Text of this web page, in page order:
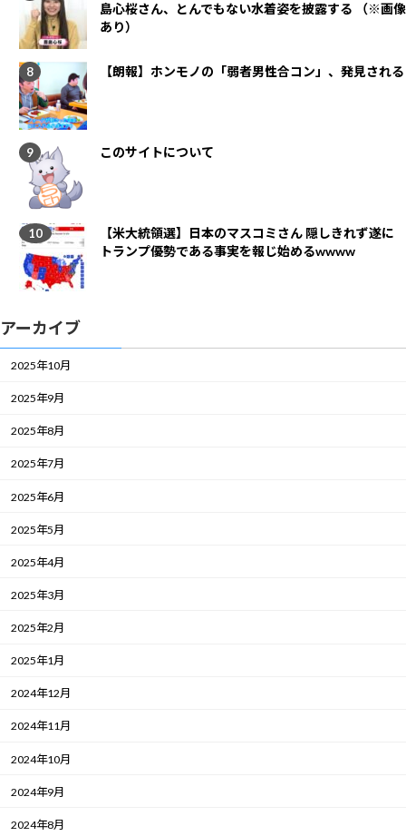
島心桜さん、とんでもない水着姿を披露する （※画像
あり）
【朗報】ホンモノの「弱者男性合コン」、発見される
このサイトについて
【米大統領選】日本のマスコミさん 隠しきれず遂に
トランプ優勢である事実を報じ始めるwwww
アーカイブ
2025年10月
2025年9月
2025年8月
2025年7月
2025年6月
2025年5月
2025年4月
2025年3月
2025年2月
2025年1月
2024年12月
2024年11月
2024年10月
2024年9月
2024年8月